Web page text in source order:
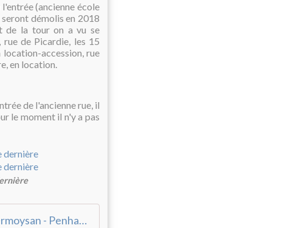
(ancienne école
démolis en 2018
de la tour on a vu se
de Picardie, les 15
accession, rue
en location.
de l'ancienne rue, il
le moment il n'y a pas
Le nouveau visage de l'ancienne rue de Vendée à Kermoysan - Penhars Infos Quimper